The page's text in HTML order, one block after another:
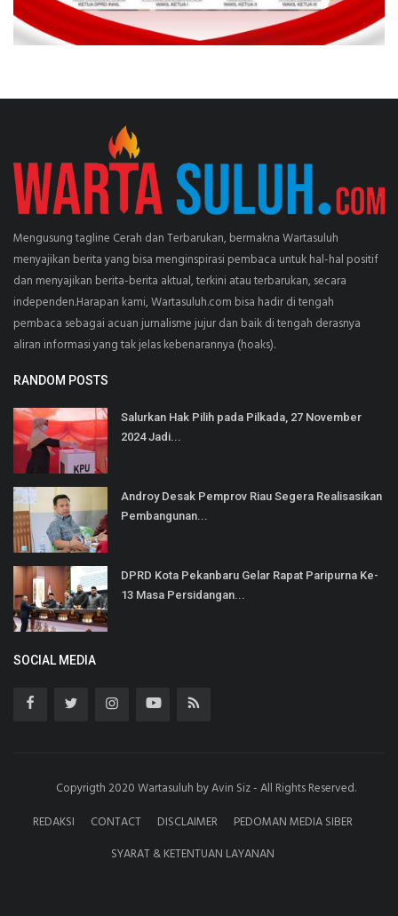
Mengusung tagline Cerah dan Terbarukan, bermakna Wartasuluh
menyajikan berita yang bisa menginspirasi pembaca untuk hal-hal positif
dan menyajikan berita-berita aktual, terkini atau terbarukan, secara
independen.Harapan kami, Wartasuluh.com bisa hadir di tengah
pembaca sebagai acuan jurnalisme jujur dan baik di tengah derasnya
aliran informasi yang tak jelas kebenarannya (hoaks).
RANDOM POSTS
Salurkan Hak Pilih pada Pilkada, 27 November
2024 Jadi...
Androy Desak Pemprov Riau Segera Realisasikan
Pembangunan...
DPRD Kota Pekanbaru Gelar Rapat Paripurna Ke-
13 Masa Persidangan...
SOCIAL MEDIA
Copyrigth 2020 Wartasuluh by Avin Siz - All Rights Reserved.
REDAKSI
CONTACT DISCLAIMER
PEDOMAN MEDIA SIBER
SYARAT & KETENTUAN LAYANAN